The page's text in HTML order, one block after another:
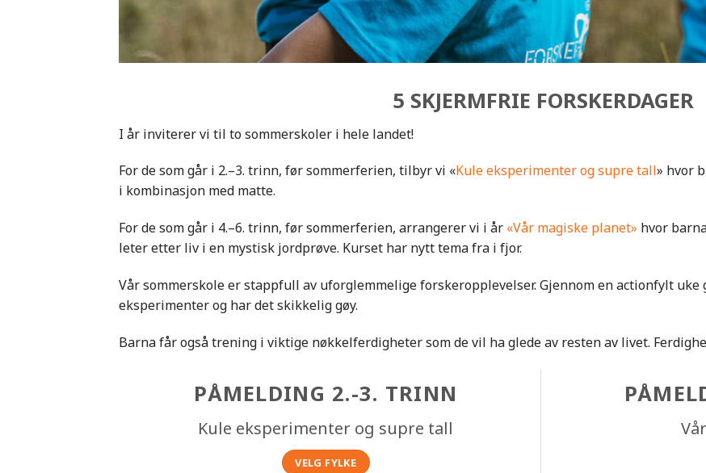
5 SKJERMFRIE FORSKERDAGER
I år inviterer vi til to sommerskoler i hele landet!
For de som går i 2.–3. trinn, før sommerferien, tilbyr vi «Kule eksperimenter og supre tall» hvor
i kombinasjon med matte.
For de som går i 4.–6. trinn, før sommerferien, arrangerer vi i år «Vår magiske planet» hvor
leter etter liv i en mystisk jordprøve. Kurset har nytt tema fra i fjor.
Vår sommerskole er stappfull av uforglemmelige forskeropplevelser. Gjennom en actionfylt uke
eksperimenter og har det skikkelig gøy.
Barna får også trening i viktige nøkkelferdigheter som de vil ha glede av resten av livet.
PÅMELDING 2.-3. TRINN
Kule eksperimenter og supre tall
VELG FYLKE